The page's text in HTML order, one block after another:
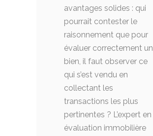
avantages solides : qui
pourrait contester le
raisonnement que pour
évaluer correctement un
bien, il faut observer ce
qui s’est vendu en
collectant les
transactions les plus
pertinentes ? L’expert en
évaluation immobilière